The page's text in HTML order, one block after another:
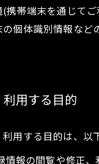
携帯端末を通じて
個体識別情報な
用する目的
用する目的は、以
情報の閲覧や修正